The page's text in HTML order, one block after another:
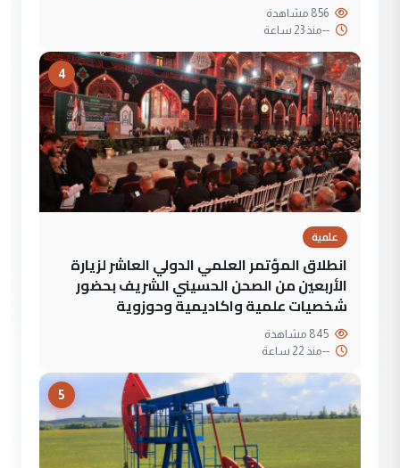
--منذ 23 ساعة
4
علمية
انطلاق المؤتمر العلمي الدولي العاشر لزيارة
الأربعين من الصحن الحسيني الشريف بحضور
شخصيات علمية واكاديمية وحوزوية
--منذ 22 ساعة
5